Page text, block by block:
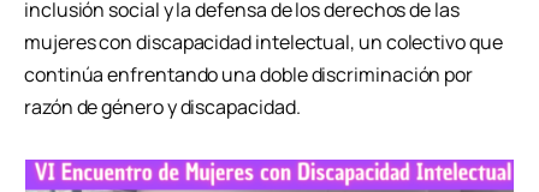
inclusión social y la defensa de los derechos de las
mujeres con discapacidad intelectual, un colectivo que
continúa enfrentando una doble discriminación por
razón de género y discapacidad.